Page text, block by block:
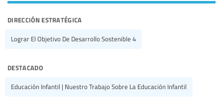
dirección estratégica
Lograr El Objetivo De Desarrollo Sostenible 4
destacado
Educación Infantil | Nuestro Trabajo Sobre La Educación Infantil